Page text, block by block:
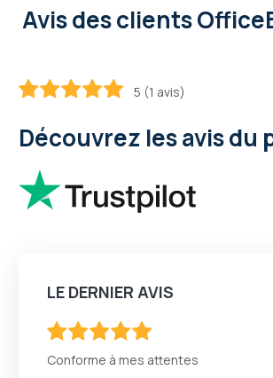
Avis des clients
5 (1 avis)
Découvrez les avis du
LE DERNIER AVIS
Conforme à mes attentes